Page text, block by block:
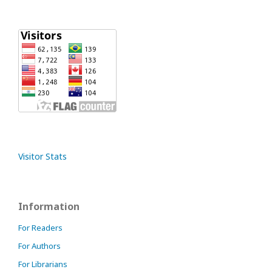
Visitor Stats
Information
For Readers
For Authors
For Librarians